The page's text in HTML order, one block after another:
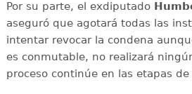
Por su parte, el exdiputado
aseguró que agotará todas las
intentar revocar la condena
es conmutable, no realizará
proceso continúe en las etapas